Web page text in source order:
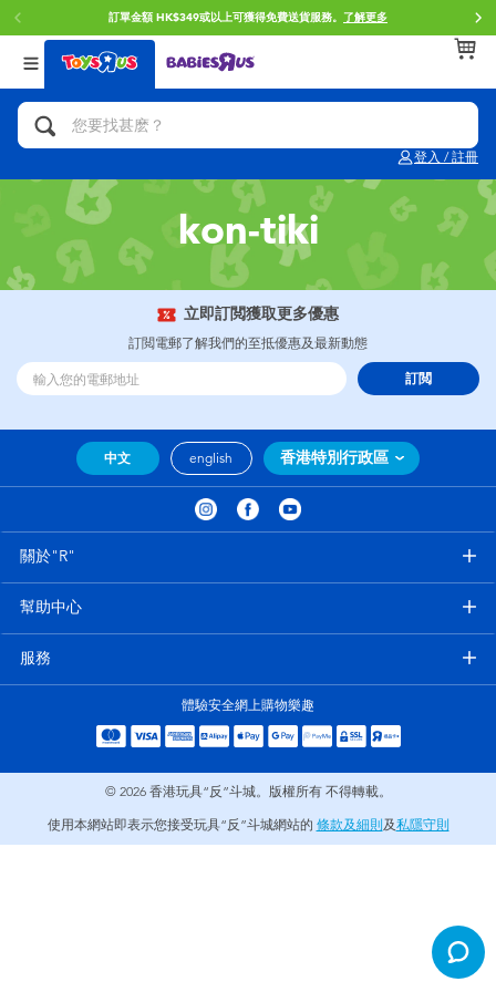
訂單金額 HK$349或以上可獲得免費送貨服務。 了解更多
登入 / 註冊
返回
分類目錄
人氣英雄,角色扮演,射擊玩具
單車,滑板車,騎乘車
拼砌組合及樂高LEGO
玩具車,貨車,火車及遙控系列
手工藝,文具,蠟筆,泥膠,畫板
娃娃, 芭比,收藏公仔
益智學習玩具
戶外及運動用品
角色扮演及造型系列
返回
品牌
Brunch Brother 早午餐兄弟
Toy Story反斗奇兵
Spider-Man蜘蛛俠
Mini Brands
Play-Doh培樂多
Pokemon寶可夢
LeapFrog跳跳蛙
Globber高樂寶
返回
年齢
0~2歳
3~4歳
5~7歳
12~14歳
14歳以上
kon-tiki
立即訂閲獲取更多優惠
訂閲電郵了解我們的至抵優惠及最新動態
訂閲
中文 english 香港特別行政區
關於"R"
幫助中心
服務
體驗安全網上購物樂趣
© 2026 香港玩具“反”斗城。版權所有 不得轉載。
使用本網站即表示您接受玩具“反”斗城網站的 條款及細則 及私隱守則